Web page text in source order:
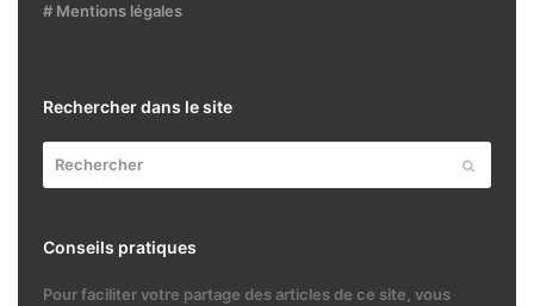
# Mentions légales
Rechercher dans le site
Conseils pratiques
Pour faciliter votre partage des articles de ce site, vous